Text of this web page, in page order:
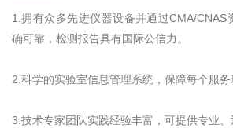
1.拥有众多先进仪器设备并通过CMA/CNAS
确可靠，检测报告具有国际公信力。
2.科学的实验室信息管理系统，保障每个服务
3.技术专家团队实践经验丰富，可提供专业